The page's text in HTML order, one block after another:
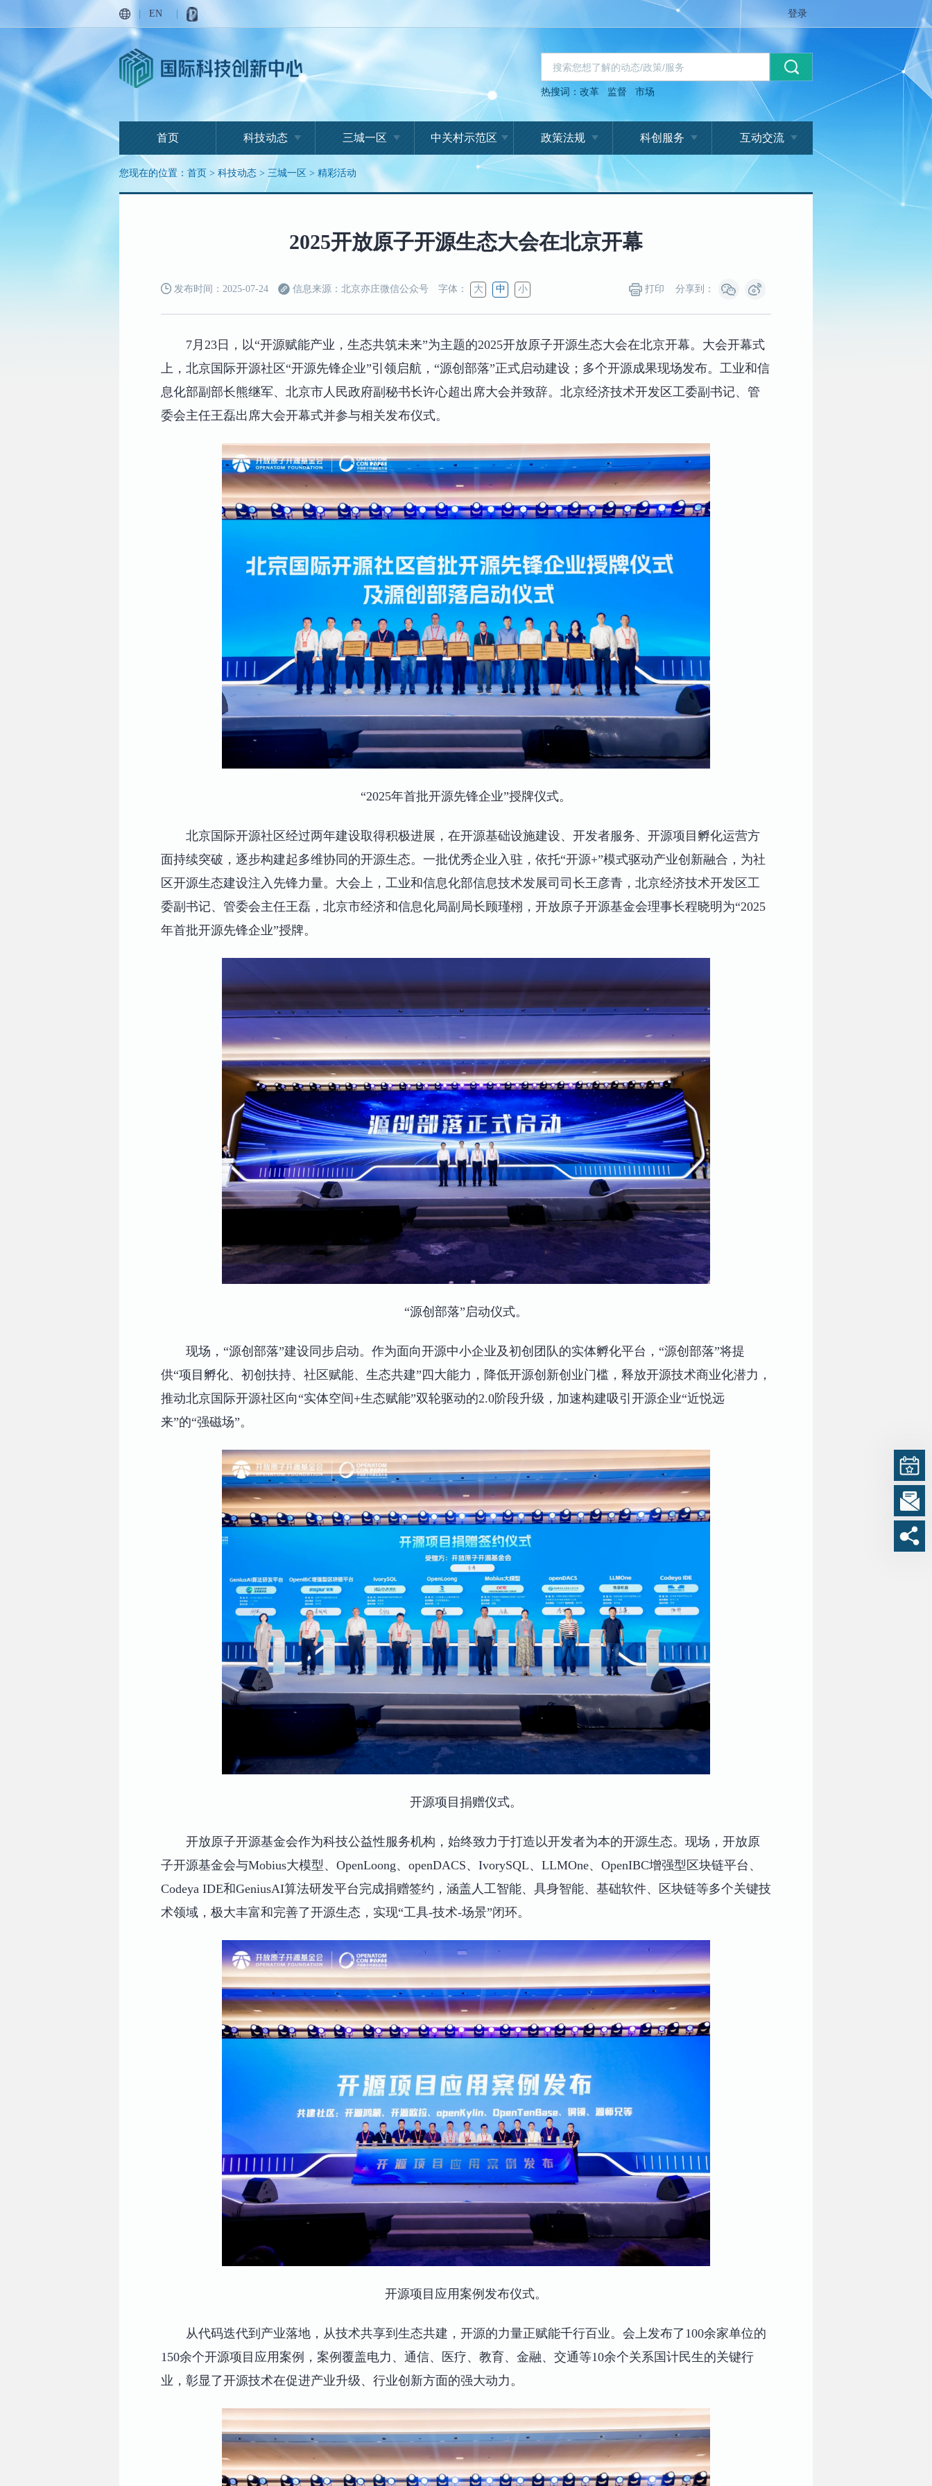
EN 登录
热搜词：改革 监督 市场
首页 科技动态 三城一区 中关村示范区 政策法规 科创服务 互动交流
您现在的位置： 首页 > 科技动态 > 三城一区 > 精彩活动
2025开放原子开源生态大会在北京开幕
发布时间：2025-07-24 信息来源：北京亦庄微信公众号 字体： 大 中 小 打印 分享到：
7月23日，以“开源赋能产业，生态共筑未来”为主题的2025开放原子开源生态大会在北京开幕。大会开幕式
上，北京国际开源社区“开源先锋企业”引领启航，“源创部落”正式启动建设；多个开源成果现场发布。工业和信
息化部副部长熊继军、北京市人民政府副秘书长许心超出席大会并致辞。北京经济技术开发区工委副书记、管
委会主任王磊出席大会开幕式并参与相关发布仪式。
“2025年首批开源先锋企业”授牌仪式。
北京国际开源社区经过两年建设取得积极进展，在开源基础设施建设、开发者服务、开源项目孵化运营方
面持续突破，逐步构建起多维协同的开源生态。一批优秀企业入驻，依托“开源+”模式驱动产业创新融合，为社
区开源生态建设注入先锋力量。大会上，工业和信息化部信息技术发展司司长王彦青，北京经济技术开发区工
委副书记、管委会主任王磊，北京市经济和信息化局副局长顾瑾栩，开放原子开源基金会理事长程晓明为“2025
年首批开源先锋企业”授牌。
“源创部落”启动仪式。
现场，“源创部落”建设同步启动。作为面向开源中小企业及初创团队的实体孵化平台，“源创部落”将提
供“项目孵化、初创扶持、社区赋能、生态共建”四大能力，降低开源创新创业门槛，释放开源技术商业化潜力，
推动北京国际开源社区向“实体空间+生态赋能”双轮驱动的2.0阶段升级，加速构建吸引开源企业“近悦远
来”的“强磁场”。
开源项目捐赠仪式。
开放原子开源基金会作为科技公益性服务机构，始终致力于打造以开发者为本的开源生态。现场，开放原
子开源基金会与Mobius大模型、OpenLoong、openDACS、IvorySQL、LLMOne、OpenIBC增强型区块链平台、
Codeya IDE和GeniusAI算法研发平台完成捐赠签约，涵盖人工智能、具身智能、基础软件、区块链等多个关键技
术领域，极大丰富和完善了开源生态，实现“工具-技术-场景”闭环。
开源项目应用案例发布仪式。
从代码迭代到产业落地，从技术共享到生态共建，开源的力量正赋能千行百业。会上发布了100余家单位的
150余个开源项目应用案例，案例覆盖电力、通信、医疗、教育、金融、交通等10余个关系国计民生的关键行
业，彰显了开源技术在促进产业升级、行业创新方面的强大动力。